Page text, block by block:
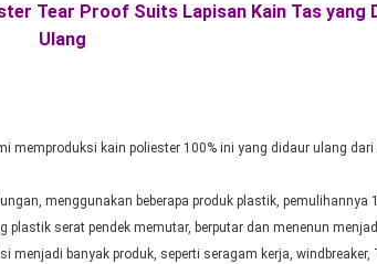
Tear Proof Suits Lapisan Kain Tas yang
Ulang
memproduksi kain poliester 100% ini yang didaur ulang dari
menggunakan beberapa produk plastik, pemulihannya
serat pendek memutar, berputar dan menenun
menjadi banyak produk, seperti seragam kerja, windbreaker,